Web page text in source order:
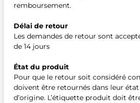
remboursement.
Délai de retour
Les demandes de retour sont
de 14 jours
État du produit
Pour que le retour soit considéré
doivent être retournés dans leur
d’origine. L’étiquette produit doit